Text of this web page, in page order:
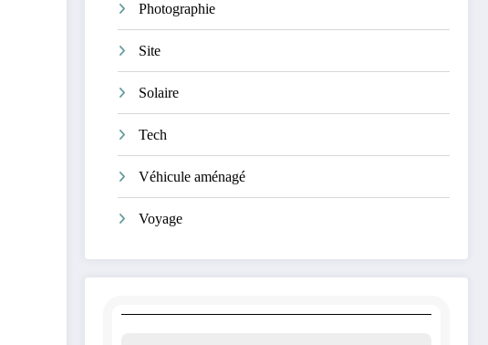
Photographie
Site
Solaire
Tech
Véhicule aménagé
Voyage